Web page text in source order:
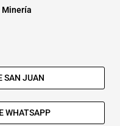
Minería
SAN JUAN
WHATSAPP